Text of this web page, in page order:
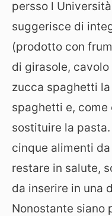
persso l
suggerisce di
(prodotto con
di girasole,
zucca spaghetti
spaghetti e,
sostituire la
cinque alimenti
restare in salute,
da inserire in una
Nonostante siano